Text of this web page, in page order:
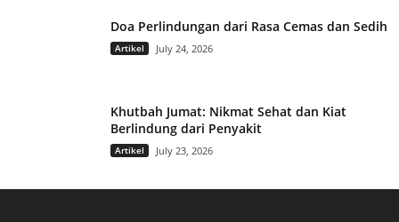
Doa Perlindungan dari Rasa Cemas dan Sedih
Artikel July 24, 2026
Khutbah Jumat: Nikmat Sehat dan Kiat
Berlindung dari Penyakit
Artikel July 23, 2026